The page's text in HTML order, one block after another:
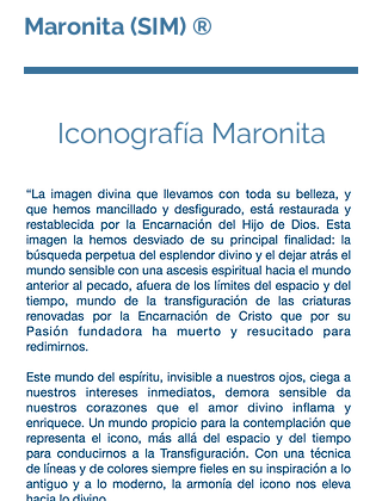
Maronita (SIM) ®
Iconografía Maronita